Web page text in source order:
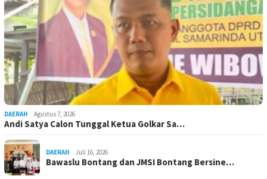
DAERAH Agustus 7, 2026
Andi Satya Calon Tunggal Ketua Golkar Sa…
DAERAH Juli 16, 2026
Bawaslu Bontang dan JMSI Bontang Bersine…